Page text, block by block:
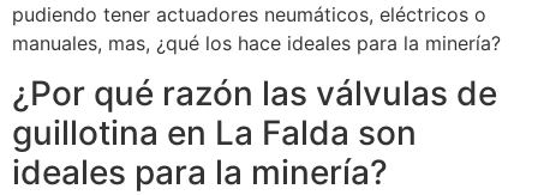
pudiendo tener actuadores neumáticos, eléctricos o
manuales, mas, ¿qué los hace ideales para la minería?
¿Por qué razón las válvulas de
guillotina en La Falda son
ideales para la minería?